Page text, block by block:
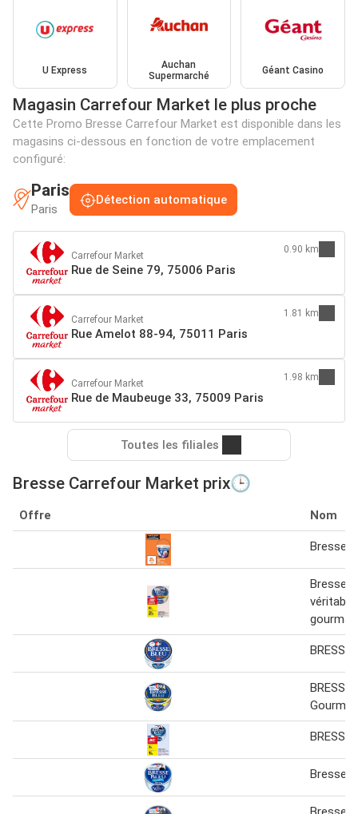
U Express
Auchan
Supermarché
Géant Casino
Magasin Carrefour Market le plus proche
Cette Promo Bresse Carrefour Market est disponible dans les
magasins ci-dessous en fonction de votre emplacement
configuré:
Paris
Paris
Détection automatique
Carrefour Market
Rue de Seine 79, 75006 Paris
0.90 km
Carrefour Market
Rue Amelot 88-94, 75011 Paris
1.81 km
Carrefour Market
Rue de Maubeuge 33, 75009 Paris
1.98 km
Toutes les filiales
Bresse Carrefour Market prix🕒
Offre Nom
Bresse
Bresse
BRESSE
BRESSE
Bresse